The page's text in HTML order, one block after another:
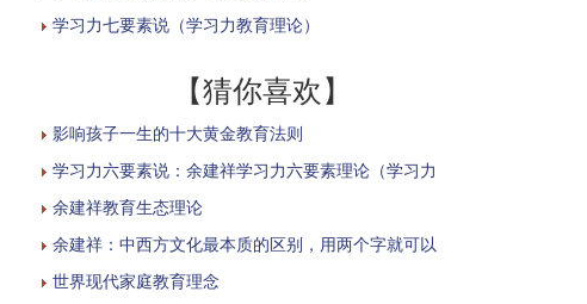
学习力七要素说（学习力教育理论）
【猜你喜欢】
影响孩子一生的十大黄金教育法则
学习力六要素说：余建祥学习力六要素理论（学习力
余建祥教育生态理论
余建祥：中西方文化最本质的区别，用两个字就可以
世界现代家庭教育理念